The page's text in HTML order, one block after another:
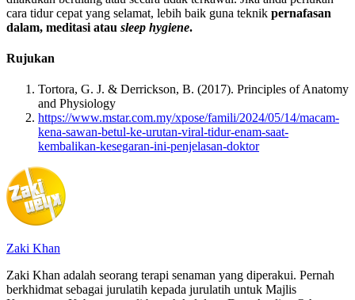
cara tidur cepat yang selamat, lebih baik guna teknik pernafasan
dalam, meditasi atau sleep hygiene.
Rujukan
Tortora, G. J. & Derrickson, B. (2017). Principles of Anatomy
and Physiology
https://www.mstar.com.my/xpose/famili/2024/05/14/macam-
kena-sawan-betul-ke-urutan-viral-tidur-enam-saat-
kembalikan-kesegaran-ini-penjelasan-doktor
Zaki Khan
Zaki Khan adalah seorang terapi senaman yang diperakui. Pernah
berkhidmat sebagai jurulatih kepada jurulatih untuk Majlis